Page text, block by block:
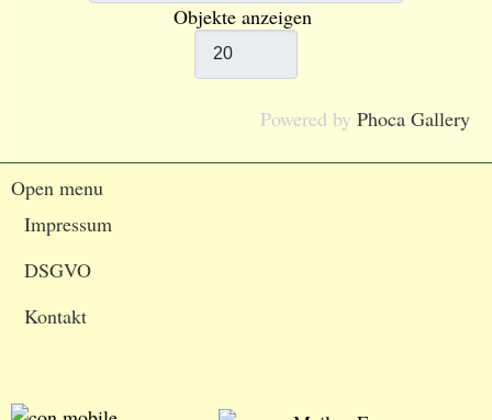
Objekte anzeigen
Powered by Phoca Gallery
Open menu
Impressum
DSGVO
Kontakt